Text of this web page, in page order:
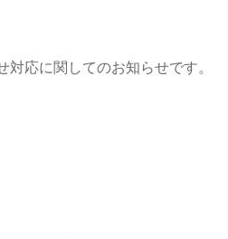
応に関してのお知らせです。